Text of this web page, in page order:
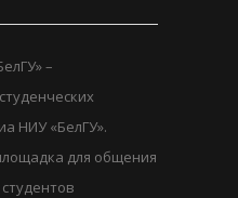
–
НИУ «БелГУ».
для общения